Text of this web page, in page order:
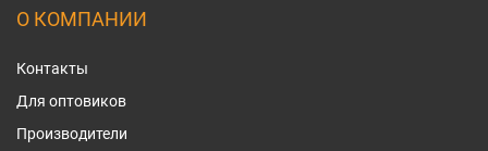
О КОМПАНИИ
Контакты
Для оптовиков
Производители